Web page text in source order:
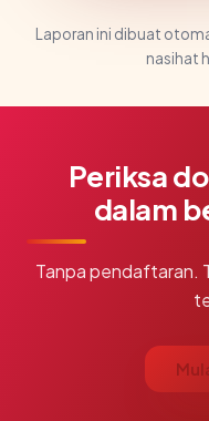
Laporan ini dibuat
nasihat
Periksa
dalam
Tanpa pendaftaran.